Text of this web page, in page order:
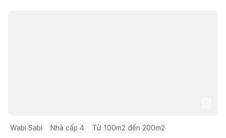
Wabi Sabi Nhà cấp 4 Từ 100m2 đến 200m2